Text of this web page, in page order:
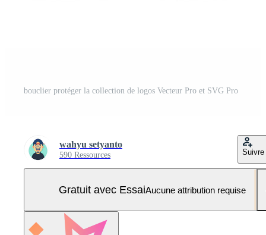
bouclier protéger la collection de logos Vecteur Pro et SVG Pro
wahyu setyanto
590 Ressources Suivre
Gratuit avec EssaiAucune attribution requise